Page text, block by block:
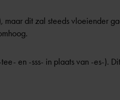
dit zal steeds vloeiender
en -sss- in plaats van -es-).